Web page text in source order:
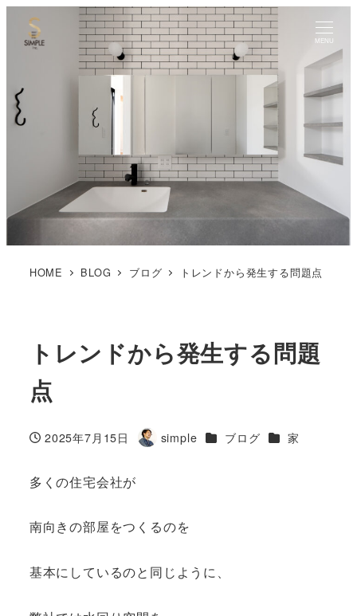
MENU
HOME BLOG ブログ トレンドから発生する問題点
トレンドから発生する問題
点
投稿日
2025年7月15日
著
simple カテゴリー
ブログ カテゴリー
家
多くの住宅会社が
南向きの部屋をつくるのを
基本にしているのと同じように、